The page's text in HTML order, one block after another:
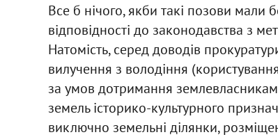
Все б нічого, якби такі позови мали
відповідності до законодавства з
Натомість, серед доводів
вилучення з володіння
за умов дотримання
земель історико-культурного
виключно земельні ділянки,